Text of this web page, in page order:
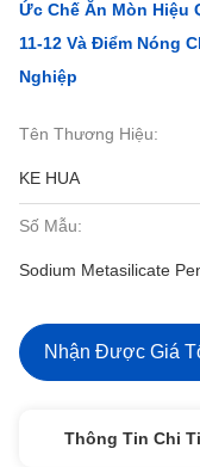
Ức Chế Ăn Mòn Hiệu
11-12 Và Điểm Nóng
Nghiệp
Tên Thương Hiệu:
KE HUA
Số Mẫu:
Sodium Metasilicate
Nhận Được Giá
Thông Tin Chi